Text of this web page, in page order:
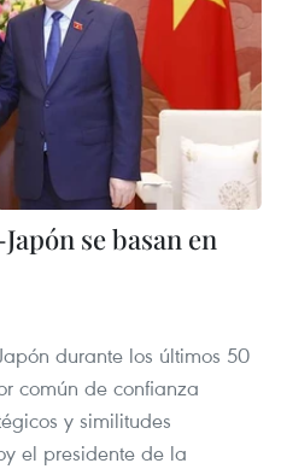
se basan en
durante los últimos 50
común de confianza
y similitudes
el presidente de la